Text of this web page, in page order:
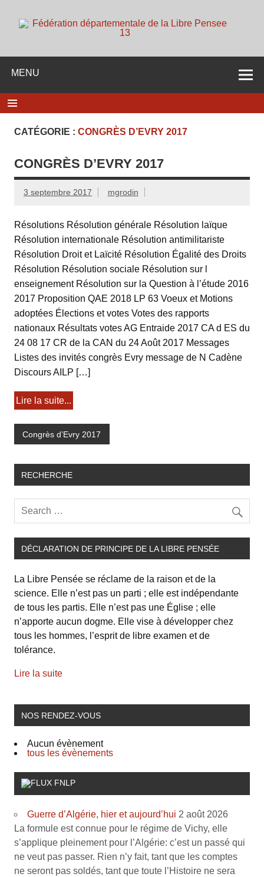
content
dieu ni maitre
MENU
CATÉGORIE : CONGRÈS D’EVRY 2017
CONGRÈS D’EVRY 2017
3 septembre 2017 mgrodin
Résolutions Résolution générale Résolution laïque
Résolution internationale Résolution antimilitariste
Résolution Droit et Laïcité Résolution Égalité des Droits
Résolution Résolution sociale Résolution sur l
enseignement Résolution sur la Question à l’étude 2016
2017 Proposition QAE 2018 LP 63 Voeux et Motions
adoptées Élections et votes Votes des rapports
nationaux Résultats votes AG Entraide 2017 CA d ES du
24 08 17 CR de la CAN du 24 Août 2017 Messages
Listes des invités congrès Evry message de N Cadène
Discours AILP […]
Lire la suite...
Congrès d’Evry 2017
RECHERCHE
DÉCLARATION DE PRINCIPE DE LA LIBRE PENSÉE
La Libre Pensée se réclame de la raison et de la
science. Elle n’est pas un parti ; elle est indépendante
de tous les partis. Elle n’est pas une Église ; elle
n’apporte aucun dogme. Elle vise à développer chez
tous les hommes, l’esprit de libre examen et de
tolérance.
Lire la suite
NOS RENDEZ-VOUS
Aucun évènement
tous les évènements
FNLP
Guerre d’Algérie, hier et aujourd’hui 2 août 2026
La formule est connue pour le régime de Vichy, elle
s’applique pleinement pour l’Algérie: c’est un passé qui
ne veut pas passer. Rien n’y fait, tant que les comptes
ne seront pas soldés, tant que toute l’Histoire ne sera